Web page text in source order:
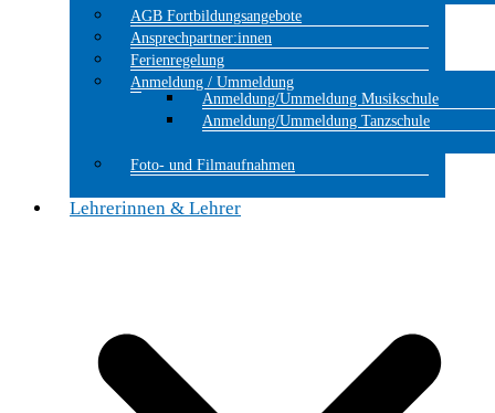
AGB Fortbildungsangebote
Ansprechpartner:innen
Ferienregelung
Anmeldung / Ummeldung
Anmeldung/Ummeldung Musikschule
Anmeldung/Ummeldung Tanzschule
Foto- und Filmaufnahmen
Lehrerinnen & Lehrer